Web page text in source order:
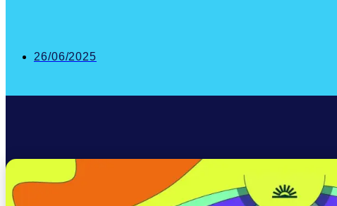
26/06/2025